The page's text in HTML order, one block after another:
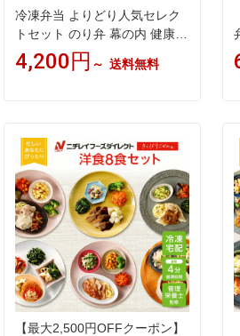
冷凍弁当 よりどり人気セレク
トセット のり弁 幕の内 健康弁
当 3個 6個 9個 冷凍駅弁 焼津
かつお節 桜えび かき揚げ 和風
4,200円 ～ 送料無料
【最大2,500円OFFクーポン】